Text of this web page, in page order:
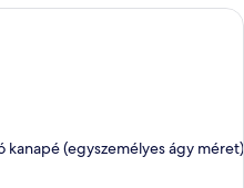
Egy modern szállodai szoba,
kanapé (egyszemélyes ágy méret)